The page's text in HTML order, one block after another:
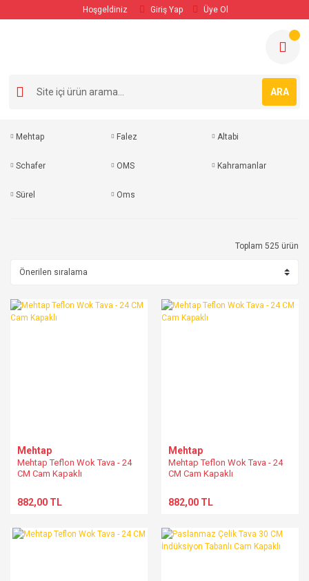
Hoşgeldiniz Giriş Yap Üye Ol
ARA
Mehtap Falez Altabi
Schafer OMS Kahramanlar
Sürel Oms
Toplam 525 ürün
Mehtap
Mehtap Teflon Wok Tava - 24
CM Cam Kapaklı
882,00 TL
Mehtap
Mehtap Teflon Wok Tava - 24
CM Cam Kapaklı
882,00 TL